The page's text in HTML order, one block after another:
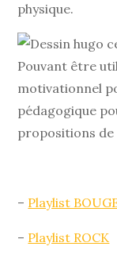
physique.
Pouvant être
motivationnel
pédagogique
propositions
– Playlist
– Playlist ROCK